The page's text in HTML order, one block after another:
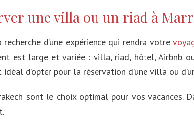
une villa ou un riad à
d’une expérience qui rendra votre
est large et variée : villa, riad, hôtel, Airbnb
idéal d’opter pour la réservation d’une villa ou
sont le choix optimal pour vos vacances.